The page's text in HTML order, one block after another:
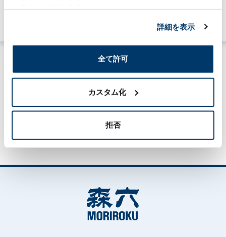
詳細を表示
全て許可
カスタム化
拒否
Sustainability
MORILOG一覧